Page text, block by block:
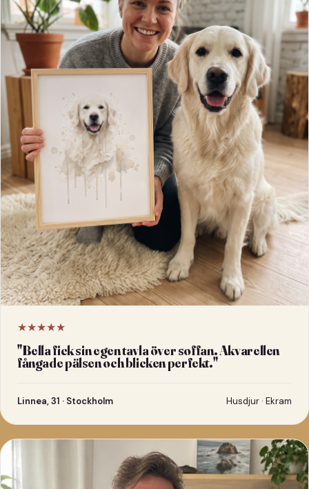
★★★★★
"Bella fick sin egen tavla över soffan. Akvarellen
fångade pälsen och blicken perfekt."
Linnea, 31 · Stockholm Husdjur · Ekram